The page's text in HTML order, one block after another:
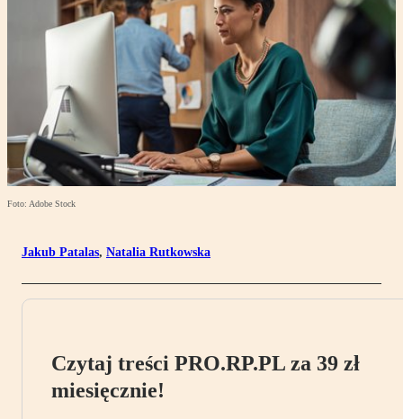
Foto: Adobe Stock
Jakub Patalas, Natalia Rutkowska
Czytaj treści PRO.RP.PL za 39 zł
miesięcznie!